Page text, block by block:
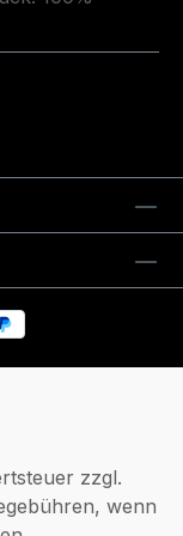
zzgl.
wenn